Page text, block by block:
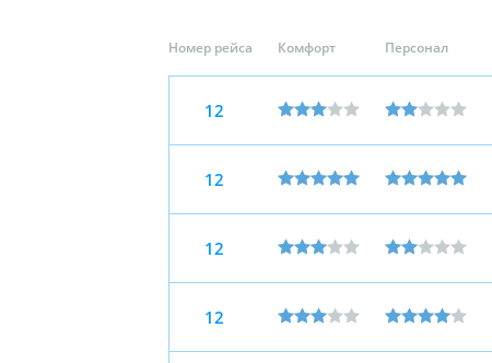
Номер рейса Комфорт Персонал
12
12
12
12